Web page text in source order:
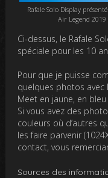
Rafale Solo Display
Air Legend
Ci-dessus, le Rafale
spéciale pour les 10
Pour que je puisse
quelques photos avec
Meet en jaune, en
Si vous avez des
couleurs où d’autres
les faire parvenir
contact, vous
Sources des